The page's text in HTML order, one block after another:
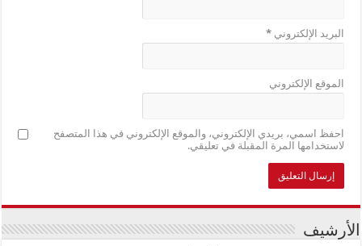
البريد الإلكتروني*
الموقع الإلكتروني
احفظ اسمي، بريدي الإلكتروني، والموقع الإلكتروني في هذا المتصفح
لاستخدامها المرة المقبلة في تعليقي.
الأرشيف